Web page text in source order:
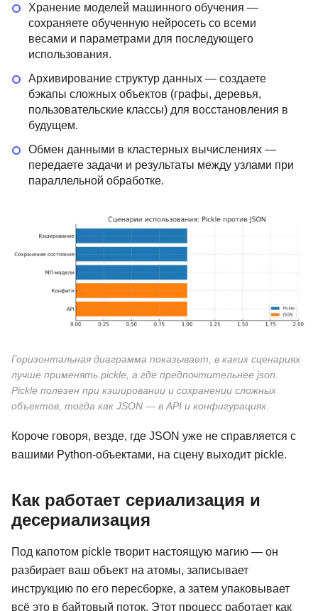
Хранение моделей машинного обучения —
сохраняете обученную нейросеть со всеми
весами и параметрами для последующего
использования.
Архивирование структур данных — создаете
бэкапы сложных объектов (графы, деревья,
пользовательские классы) для восстановления в
будущем.
Обмен данными в кластерных вычислениях —
передаете задачи и результаты между узлами при
параллельной обработке.
Горизонтальная диаграмма показывает, в каких сценариях
лучше применять pickle, а где предпочтительнее json.
Pickle полезен при кэшировании и сохранении сложных
объектов, тогда как JSON — в API и конфигурациях.
Короче говоря, везде, где JSON уже не справляется с
вашими Python-объектами, на сцену выходит pickle.
Как работает сериализация и
десериализация
Под капотом pickle творит настоящую магию — он
разбирает ваш объект на атомы, записывает
инструкцию по его пересборке, а затем упаковывает
всё это в байтовый поток. Этот процесс работает как